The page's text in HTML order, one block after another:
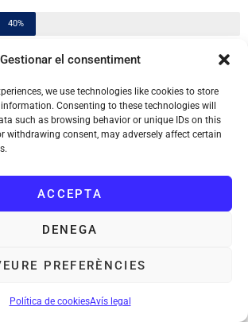
Gestionar el consentiment
we use technologies like cookies to store
Consenting to these technologies will
such as browsing behavior or unique IDs on this
withdrawing consent, may adversely affect certain
ACCEPTA
DENEGA
PREFERÈNCIES
Política de cookiesAvís legal
40%
de rehabilitació dels centres culturals
culturals polivalents.
de les Arts de Tiana, ampliant
i Dansa a noves disciplines com la
o el circ.
de l’equipament necessari per
municipal adaptat a les necessitats
solars, en el marc del Pla nacional per a